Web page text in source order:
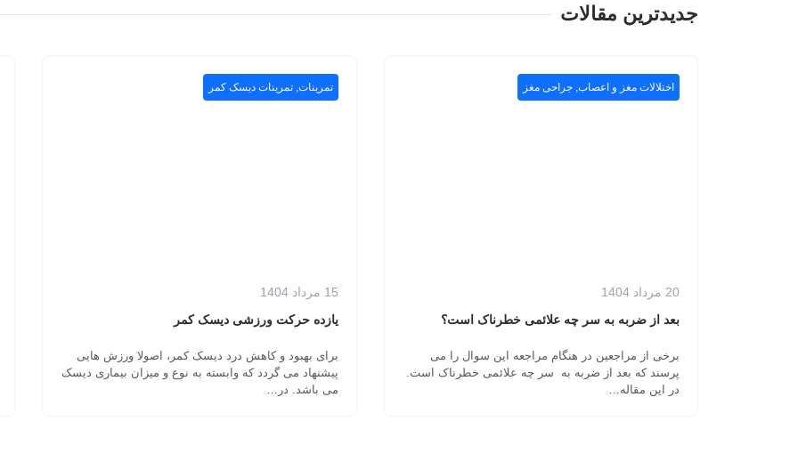
جدیدترین مقالات
اختلالات مغز و اعصاب, جراحی مغز
20 مرداد 1404
بعد از ضربه به سر چه علائمی خطرناک است؟
برخی از مراجعین در هنگام مراجعه این سوال را می
پرسند که بعد از ضربه به سر چه علائمی خطرناک است.
در این مقاله…
تمرینات,تمرینات دیسک کمر
15 مرداد 1404
یازده حرکت ورزشی دیسک کمر
برای بهبود و کاهش درد دیسک کمر، اصولا ورزش هایی
پیشنهاد می گردد که وابسته به نوع و میزان بیماری دیسک
می باشد. در…